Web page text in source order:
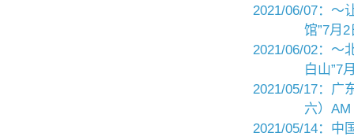
2021/06/07：～
馆”7月
2021/06/02：～
白山”7
2021/05/17：广
六）
2021/05/14：中